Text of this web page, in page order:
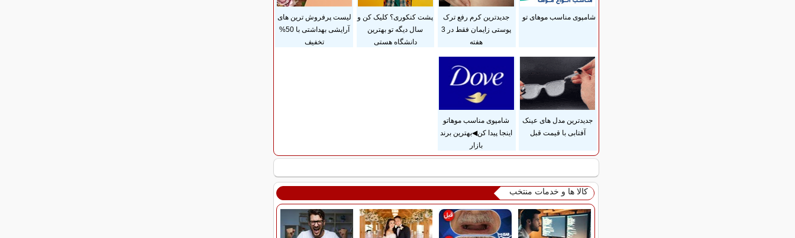
شامپوی مناسب موهای تو
جدیدترین کرم رفع ترک
پوستی زایمان فقط در 3
هفته
پشت کنکوری؟ کلیک کن و
سال دیگه تو بهترین
دانشگاه هستی
لیست پرفروش ترین های
آرایشی بهداشتی با 50%
تخفیف
جدیدترین مدل های عینک
آفتابی با قیمت قبل
شامپوی مناسب موهاتو
اینجا پیدا کن◀بهترین برند
بازار
کالا ها و خدمات منتخب